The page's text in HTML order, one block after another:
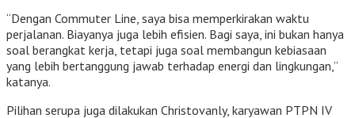
“Dengan Commuter Line, saya bisa memperkirakan waktu
perjalanan. Biayanya juga lebih efisien. Bagi saya, ini bukan hanya
soal berangkat kerja, tetapi juga soal membangun kebiasaan
yang lebih bertanggung jawab terhadap energi dan lingkungan,”
katanya.
Pilihan serupa juga dilakukan Christovanly, karyawan PTPN IV